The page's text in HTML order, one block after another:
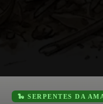
🐍 SERPENTES DA